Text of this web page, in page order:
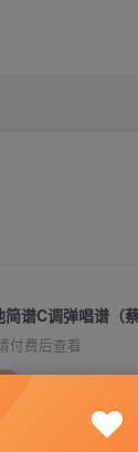
谱C调弹唱谱（蔡
付费后查看
免费